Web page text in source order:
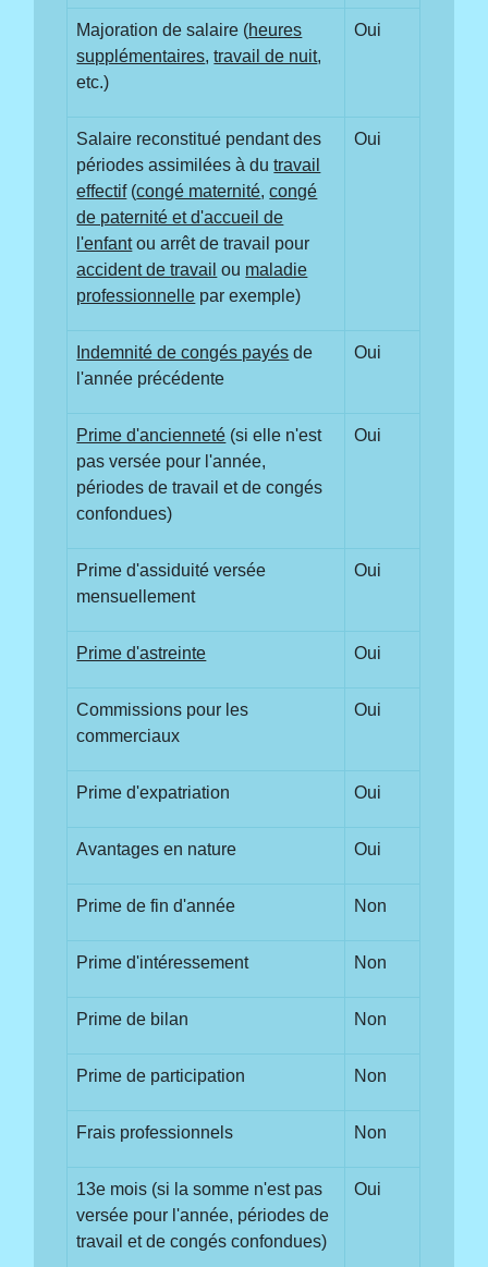
Majoration de salaire (heures
supplémentaires,travail de nuit,
etc.)
Oui
Salaire reconstitué pendant des
périodes assimilées à dutravail
effectif(congé maternité,congé
de paternité et d'accueil de
l'enfantou arrêt de travail pour
accident de travail ou maladie
professionnelle par exemple)
Oui
Indemnité de congés payés de
l'année précédente
Oui
Prime d'ancienneté (si elle n'est
pas versée pour l'année,
périodes de travail et de congés
confondues)
Oui
Prime d'assiduité versée
mensuellement
Oui
Prime d'astreinte Oui
Commissions pour les
commerciaux
Oui
Prime d'expatriation Oui
Avantages en nature Oui
Prime de fin d'année Non
Prime d'intéressement Non
Prime de bilan Non
Prime de participation Non
Frais professionnels Non
13e mois (si la somme n'est pas
versée pour l'année, périodes de
travail et de congés confondues)
Oui